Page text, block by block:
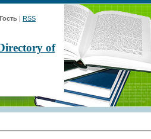
Гость | RSS
of